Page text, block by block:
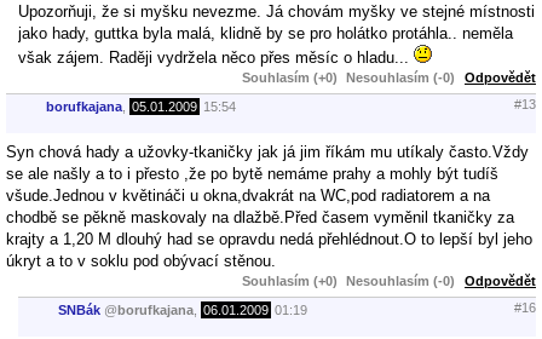
Upozorňuji, že si myšku nevezme. Já chovám myšky ve stejné místnosti
jako hady, guttka byla malá, klidně by se pro holátko protáhla.. neměla
však zájem. Raději vydržela něco přes měsíc o hladu...
Souhlasím (+0) Nesouhlasím (-0) Odpovědět
borufkajana 05.01.2009 15:54 #13
Syn chová hady a užovky-tkaničky jak já jim říkám mu utíkaly často.Vždy
se ale našly a to i přesto ,že po bytě nemáme prahy a mohly být tudíš
všude.Jednou v květináči u okna,dvakrát na WC,pod radiatorem a na
chodbě se pěkně maskovaly na dlažbě.Před časem vyměnil tkaničky za
krajty a 1,20 M dlouhý had se opravdu nedá přehlédnout.O to lepší byl jeho
úkryt a to v soklu pod obývací stěnou.
Souhlasím (+0) Nesouhlasím (-0) Odpovědět
SNBák @borufkajana 06.01.2009 01:19 #16